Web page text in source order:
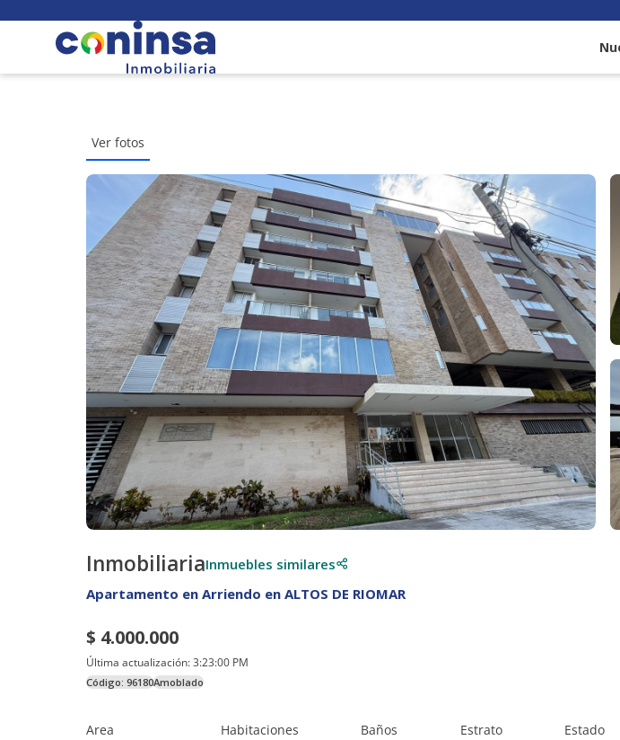
Ver fotos
InmobiliariaInmuebles similares
Apartamento en Arriendo en ALTOS DE RIOMAR
$ 4.000.000
Última actualización:3:23:00 PM
Código: 96180Amoblado
Area Habitaciones Baños Estrato Estado